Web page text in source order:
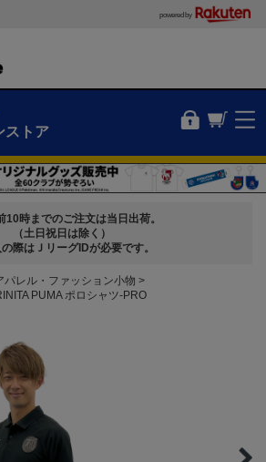
powered by
ストア
10時までのご注文は当日出荷。
（土日祝日は除く）
際はＪリーグIDが必要です。
パレル・ファッション小物
PUMA ポロシャツ-PRO